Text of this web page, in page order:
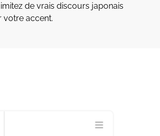
de vrais discours japonais
votre accent.